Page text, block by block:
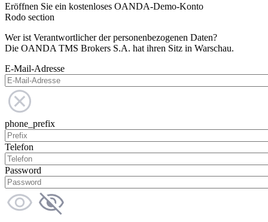
Eröffnen Sie ein kostenloses OANDA-Demo-Konto
Rodo section
Wer ist Verantwortlicher der personenbezogenen Daten?
Die OANDA TMS Brokers S.A. hat ihren Sitz in Warschau.
E-Mail-Adresse
phone_prefix
Telefon
Password